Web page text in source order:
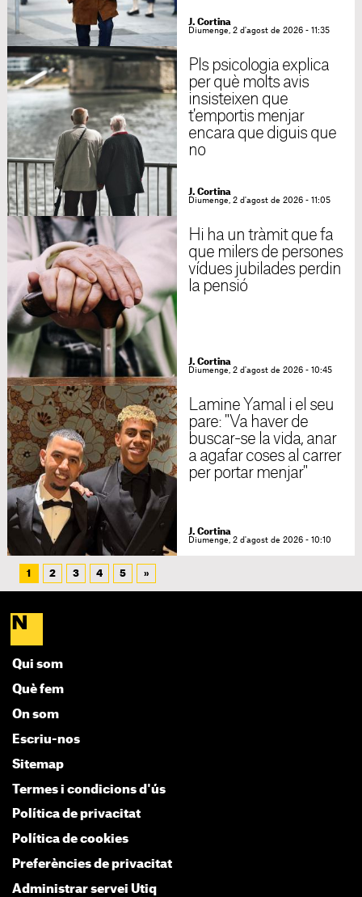
J. Cortina
Diumenge, 2 d'agost de 2026 - 11:35
Pls psicologia explica
per què molts avis
insisteixen que
t'emportis menjar
encara que diguis que
no
J. Cortina
Diumenge, 2 d'agost de 2026 - 11:05
Hi ha un tràmit que fa
que milers de persones
vídues jubilades perdin
la pensió
J. Cortina
Diumenge, 2 d'agost de 2026 - 10:45
Lamine Yamal i el seu
pare: "Va haver de
buscar-se la vida, anar
a agafar coses al carrer
per portar menjar"
J. Cortina
Diumenge, 2 d'agost de 2026 - 10:10
1 2 3 4 5 »
Qui som
Què fem
On som
Escriu-nos
Sitemap
Termes i condicions d'ús
Política de privacitat
Política de cookies
Preferències de privacitat
Administrar servei Utiq